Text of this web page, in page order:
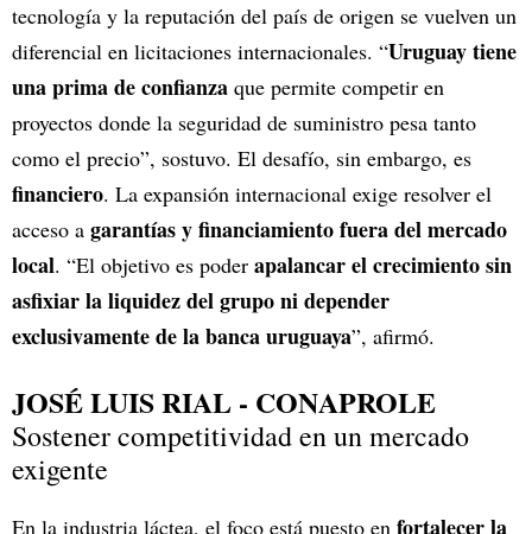
tecnología y la reputación del país de origen se vuelven un
diferencial en licitaciones internacionales. “Uruguay tiene
una prima de confianza que permite competir en
proyectos donde la seguridad de suministro pesa tanto
como el precio”, sostuvo. El desafío, sin embargo, es
financiero. La expansión internacional exige resolver el
acceso a garantías y financiamiento fuera del mercado
local. “El objetivo es poder apalancar el crecimiento sin
asfixiar la liquidez del grupo ni depender
exclusivamente de la banca uruguaya”, afirmó.
JOSÉ LUIS RIAL - CONAPROLE
Sostener competitividad en un mercado
exigente
En la industria láctea, el foco está puesto en fortalecer la